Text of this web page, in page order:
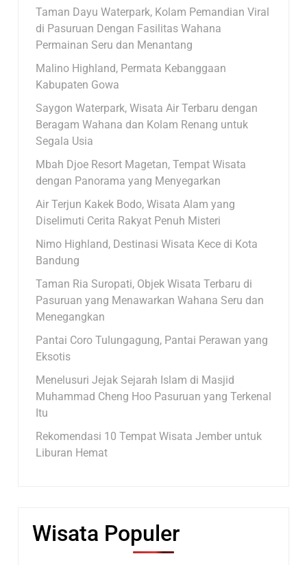
Taman Dayu Waterpark, Kolam Pemandian Viral
di Pasuruan Dengan Fasilitas Wahana
Permainan Seru dan Menantang
Malino Highland, Permata Kebanggaan
Kabupaten Gowa
Saygon Waterpark, Wisata Air Terbaru dengan
Beragam Wahana dan Kolam Renang untuk
Segala Usia
Mbah Djoe Resort Magetan, Tempat Wisata
dengan Panorama yang Menyegarkan
Air Terjun Kakek Bodo, Wisata Alam yang
Diselimuti Cerita Rakyat Penuh Misteri
Nimo Highland, Destinasi Wisata Kece di Kota
Bandung
Taman Ria Suropati, Objek Wisata Terbaru di
Pasuruan yang Menawarkan Wahana Seru dan
Menegangkan
Pantai Coro Tulungagung, Pantai Perawan yang
Eksotis
Menelusuri Jejak Sejarah Islam di Masjid
Muhammad Cheng Hoo Pasuruan yang Terkenal
Itu
Rekomendasi 10 Tempat Wisata Jember untuk
Liburan Hemat
Wisata Populer